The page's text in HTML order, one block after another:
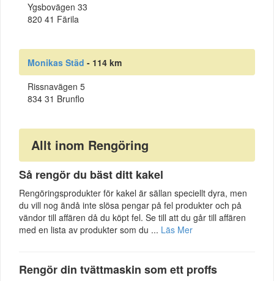
Ygsbovägen 33
820 41 Färila
Monikas Städ - 114 km
Rissnavägen 5
834 31 Brunflo
Allt inom Rengöring
Så rengör du bäst ditt kakel
Rengöringsprodukter för kakel är sällan speciellt dyra, men
du vill nog ändå inte slösa pengar på fel produkter och på
vändor till affären då du köpt fel. Se till att du går till affären
med en lista av produkter som du ... Läs Mer
Rengör din tvättmaskin som ett proffs